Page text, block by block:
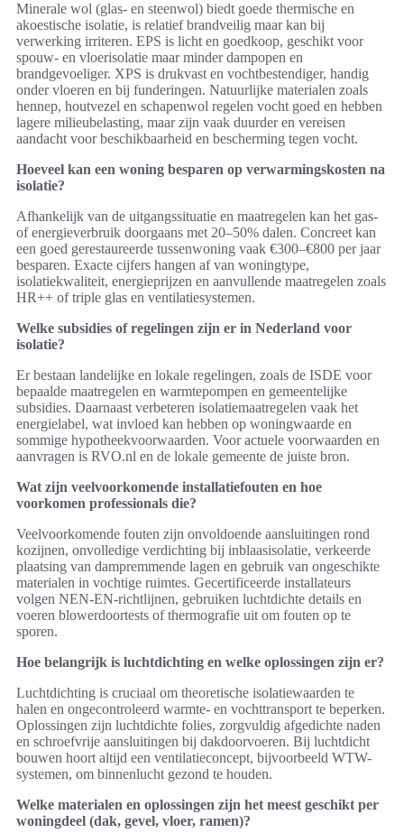
Minerale wol (glas- en steenwol) biedt goede thermische en
akoestische isolatie, is relatief brandveilig maar kan bij
verwerking irriteren. EPS is licht en goedkoop, geschikt voor
spouw- en vloerisolatie maar minder dampopen en
brandgevoeliger. XPS is drukvast en vochtbestendiger, handig
onder vloeren en bij funderingen. Natuurlijke materialen zoals
hennep, houtvezel en schapenwol regelen vocht goed en hebben
lagere milieubelasting, maar zijn vaak duurder en vereisen
aandacht voor beschikbaarheid en bescherming tegen vocht.
Hoeveel kan een woning besparen op verwarmingskosten na
isolatie?
Afhankelijk van de uitgangssituatie en maatregelen kan het gas-
of energieverbruik doorgaans met 20–50% dalen. Concreet kan
een goed gerestaureerde tussenwoning vaak €300–€800 per jaar
besparen. Exacte cijfers hangen af van woningtype,
isolatiekwaliteit, energieprijzen en aanvullende maatregelen zoals
HR++ of triple glas en ventilatiesystemen.
Welke subsidies of regelingen zijn er in Nederland voor
isolatie?
Er bestaan landelijke en lokale regelingen, zoals de ISDE voor
bepaalde maatregelen en warmtepompen en gemeentelijke
subsidies. Daarnaast verbeteren isolatiemaatregelen vaak het
energielabel, wat invloed kan hebben op woningwaarde en
sommige hypotheekvoorwaarden. Voor actuele voorwaarden en
aanvragen is RVO.nl en de lokale gemeente de juiste bron.
Wat zijn veelvoorkomende installatiefouten en hoe
voorkomen professionals die?
Veelvoorkomende fouten zijn onvoldoende aansluitingen rond
kozijnen, onvolledige verdichting bij inblaasisolatie, verkeerde
plaatsing van dampremmende lagen en gebruik van ongeschikte
materialen in vochtige ruimtes. Gecertificeerde installateurs
volgen NEN-EN-richtlijnen, gebruiken luchtdichte details en
voeren blowerdoortests of thermografie uit om fouten op te
sporen.
Hoe belangrijk is luchtdichting en welke oplossingen zijn er?
Luchtdichting is cruciaal om theoretische isolatiewaarden te
halen en ongecontroleerd warmte- en vochttransport te beperken.
Oplossingen zijn luchtdichte folies, zorgvuldig afgedichte naden
en schroefvrije aansluitingen bij dakdoorvoeren. Bij luchtdicht
bouwen hoort altijd een ventilatieconcept, bijvoorbeeld WTW-
systemen, om binnenlucht gezond te houden.
Welke materialen en oplossingen zijn het meest geschikt per
woningdeel (dak, gevel, vloer, ramen)?